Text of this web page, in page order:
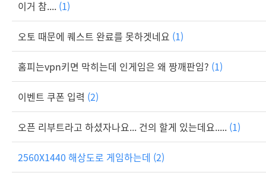
이거 참.... (1)
오토 때문에 퀘스트 완료를 못하겟네요 (1)
홈피는vpn키면 막히는데 인게임은 왜 짱깨판임? (1)
이벤트 쿠폰 입력 (2)
오픈 리부트라고 하셨자나요... 건의 할게 있는데요..... (1)
2560X1440 해상도로 게임하는데 (2)